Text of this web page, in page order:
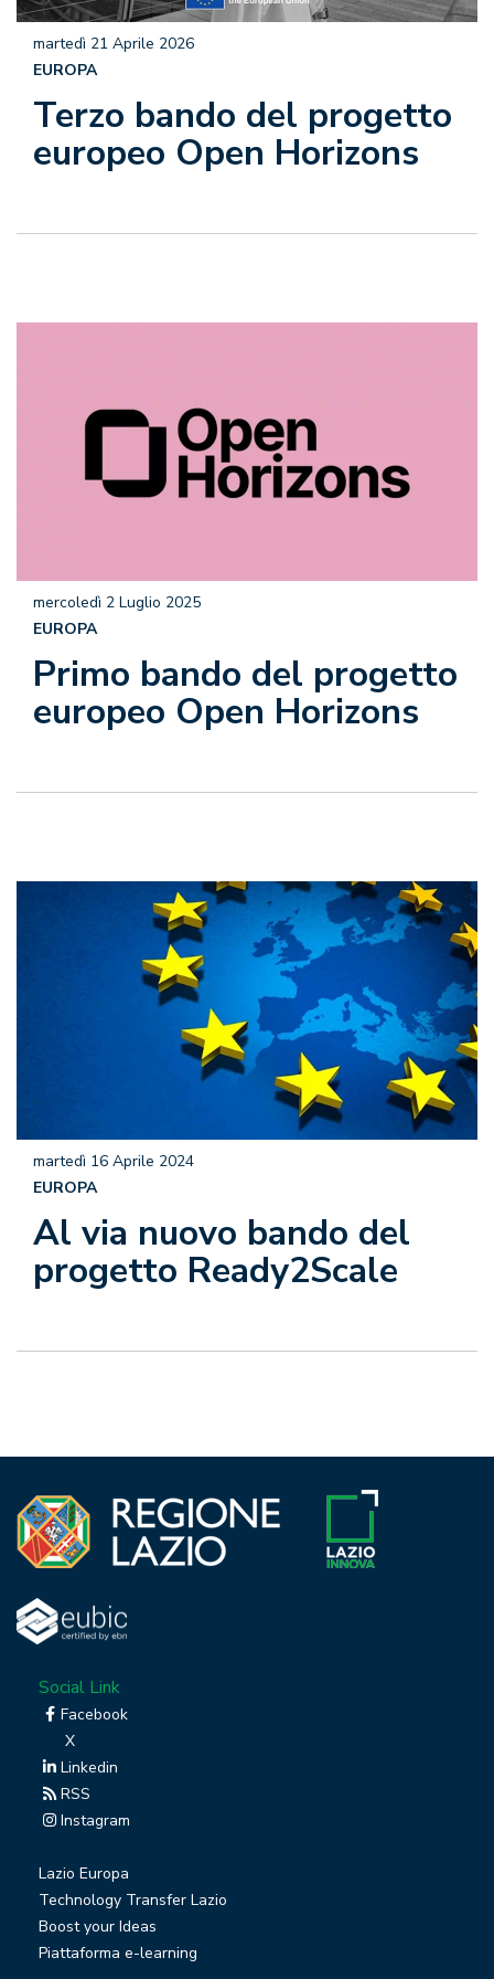
Terzo bando del progetto
europeo Open Horizons
martedì 21 Aprile 2026
EUROPA
Primo bando del progetto
europeo Open Horizons
mercoledì 2 Luglio 2025
EUROPA
Al via nuovo bando del
progetto Ready2Scale
martedì 16 Aprile 2024
EUROPA
Social Link
Facebook
X
Linkedin
RSS
Instagram
Lazio Europa
Technology Transfer Lazio
Boost your Ideas
Piattaforma e-learning